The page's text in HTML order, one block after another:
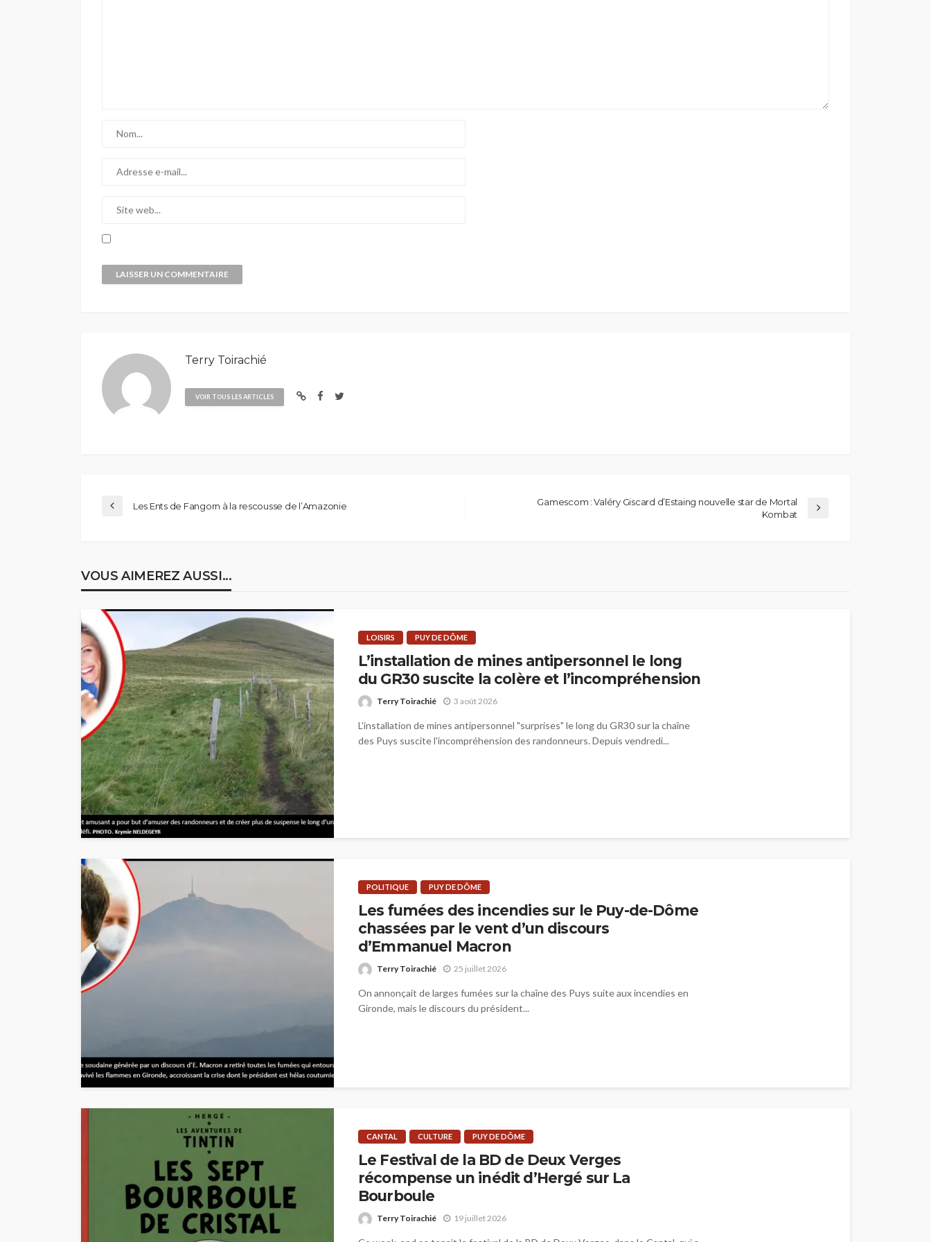
Terry Toirachié
VOIR TOUS LES ARTICLES
Les Ents de Fangorn à la rescousse de l’Amazonie
Gamescom : Valéry Giscard d’Estaing nouvelle star de Mortal
Kombat
VOUS AIMEREZ AUSSI...
LOISIRS PUY DE DÔME
L’installation de mines antipersonnel le long
du GR30 suscite la colère et l’incompréhension
Terry Toirachié 3 août 2026
L'installation de mines antipersonnel "surprises" le long du GR30 sur la chaîne
des Puys suscite l'incompréhension des randonneurs. Depuis vendredi...
POLITIQUE PUY DE DÔME
Les fumées des incendies sur le Puy-de-Dôme
chassées par le vent d’un discours
d’Emmanuel Macron
Terry Toirachié 25 juillet 2026
On annonçait de larges fumées sur la chaîne des Puys suite aux incendies en
Gironde, mais le discours du président...
CANTAL CULTURE PUY DE DÔME
Le Festival de la BD de Deux Verges
récompense un inédit d’Hergé sur La
Bourboule
Terry Toirachié 19 juillet 2026